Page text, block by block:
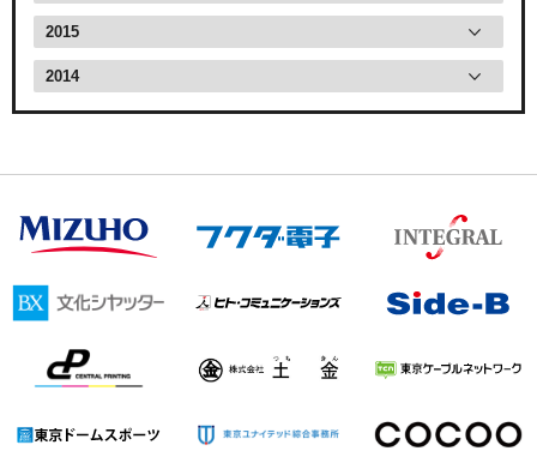
2015
2014